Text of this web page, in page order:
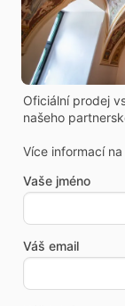
Oficiální prodej
našeho
Více informací na
Vaše jméno
Váš email